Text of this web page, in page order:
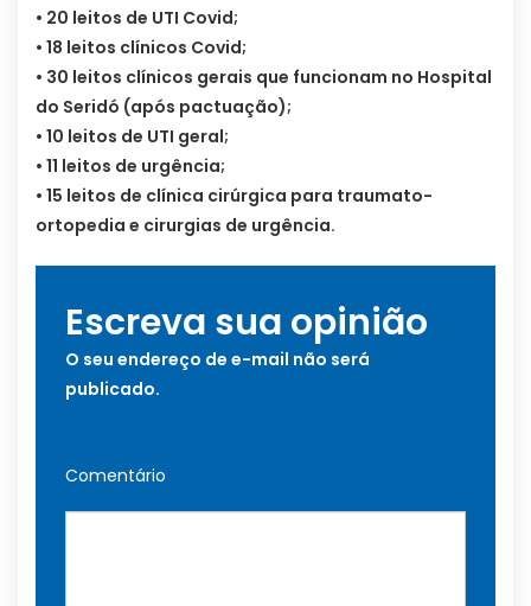
• 20 leitos de UTI Covid;
• 18 leitos clínicos Covid;
• 30 leitos clínicos gerais que funcionam no Hospital
do Seridó (após pactuação);
• 10 leitos de UTI geral;
• 11 leitos de urgência;
• 15 leitos de clínica cirúrgica para traumato-
ortopedia e cirurgias de urgência.
Escreva sua opinião
O seu endereço de e-mail não será
publicado.
Comentário